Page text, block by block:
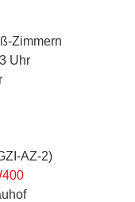
Zimmern
Uhr
AZ-2)